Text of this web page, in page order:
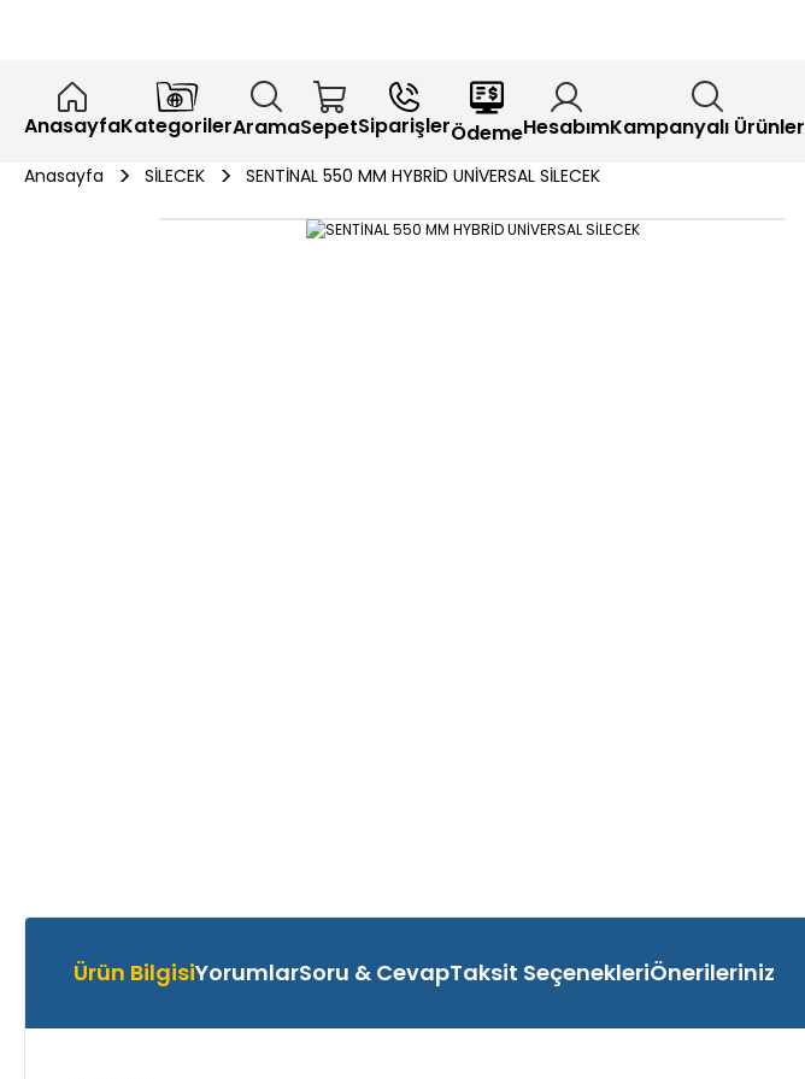
AnasayfaKategorilerAramaSepetSiparişlerÖdemeHesabımKampanyalı Ürünler
Anasayfa SİLECEK SENTİNAL 550 MM HYBRİD UNİVERSAL SİLECEK
Ürün BilgisiYorumlarSoru & CevapTaksit SeçenekleriÖnerileriniz